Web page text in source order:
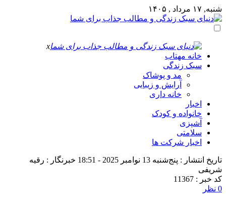
شنبه, ۱۷ مرداد , ۱۴۰۵
x
خانه مهتاب
سبک زندگی
مد و پوشاک
آرایش و زیبایی
خانه داری
اخبار
خانواده و کودک
آشپزی
سلامتی
اخبار شرکت ها
تاریخ انتشار : پنج‌شنبه 13 نوامبر 2025 - 18:51
خبرنگار : رقیه
شریفی
کد خبر : 11367
0 نظر